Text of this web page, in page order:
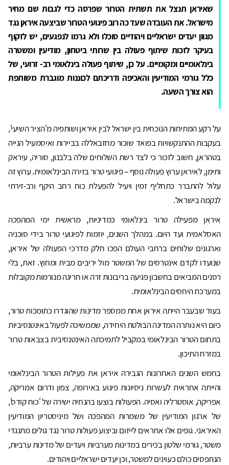
שאיראן תנצל את תשתית הטרור שפרסה כדי לגבות שם מחיר
מישראל. את העובדה שעד כה רוב פיגועי הטרור שביצעה איראן נגד
מגוון יעדים ישראליים ויהודיים סוכלו ולא גרמו לנפגעים, יש לזקוף
בעיקר לזכות שיתוף פעולה בין שרותי ביטחון, מודיעין ומשטרה
בינלאומיים ומקומיים. על כן, שיתוף פעולה בינלאומי רב- זרועי, של
כלל גורמי המודיעין והאכיפה ודריכתם לכוננות מוגברת משותפת
הוא צורך השעה.
על רקע המתיחות הנוכחית בין ישראל לבין איראן ושותפיה מ'הציר השיעי',
בעקבות ההתנקשויות בפואד שוכור מחזבאללה בביירות ואיסמעיל הנייה
בטהראן, חשוב לזכור כי לצד רשת השלוחים שלה בלבנון, סוריה, עיראק
ותימן, לאיראן ערוץ פעולה נוסף – פיגועי טרור בזירה הבינלאומית. ערוץ זה
עלול להתברר כתחליף זמין ויעיל להפעלת כוח רחב היקף ורב-זירתי
לנקמה בישראל.
איראן מפעילה טרור בינלאומי כמדיניות, מראשית ימי המהפכה
האסלאמית ועד היום. במהלך השנים, יוזמות לפיגועי טרור בידי סוכניה
וארגונים שלוחים ברחבי העולם הפכו חלק מדרכי הפעולה של איראן,
שנועדו לקדם אינטרסים של המשטר מול יריבים מבית ומחוץ. זאת, בלי
רסנים המביאים בחשבון פגיעה בריבונות זרה או חריגה מנורמות מקובלות
במערכת היחסים הבינלאומית.
בעוד שבעבר הייתה איראן אחת ממספר מדינות שהוגדרו כתומכות טרור,
כיום היא נותרה המדינה הבולטת היחידה, שממשיכה לפעול באינטנסיביות
בתחום הטרור הבינלאומי במקביל לתמיכתה האינטנסיבית בצבאות טרור
במזרח התיכון.
בחמש השנים האחרונות הגבירה איראן את פעילות הטרור הבינלאומי
והייתה אחראית לעשרות ניסיונות פיגוע באירופה, צפון ודרום אמריקה,
אפריקה, אוסטרליה ואסיה. הפעולות בוצעו בהנחיה ישירה של 'כוח קודס',
של ארגון המודיעין של משמרות המהפכה ושל מיניסטריון המודיעין
האיראני. גופים אלו אחראים לייזום וביצוע פעולות טרור נגד גולים מתנגדי
משטר, גורמי שלטון בכירים במדינות מערביות ויעדים של מדינות ערביות,
הנתפסים כולם כעוינים למשטר, וכן יעדים ישראליים ויהודים.